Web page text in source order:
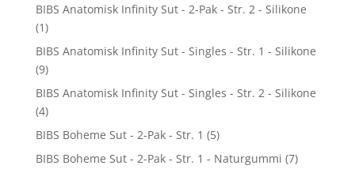
BIBS Anatomisk Infinity Sut - 2-Pak - Str. 2 - Silikone
(1)
BIBS Anatomisk Infinity Sut - Singles - Str. 1 - Silikone
(9)
BIBS Anatomisk Infinity Sut - Singles - Str. 2 - Silikone
(4)
BIBS Boheme Sut - 2-Pak - Str. 1 (5)
BIBS Boheme Sut - 2-Pak - Str. 1 - Naturgummi (7)